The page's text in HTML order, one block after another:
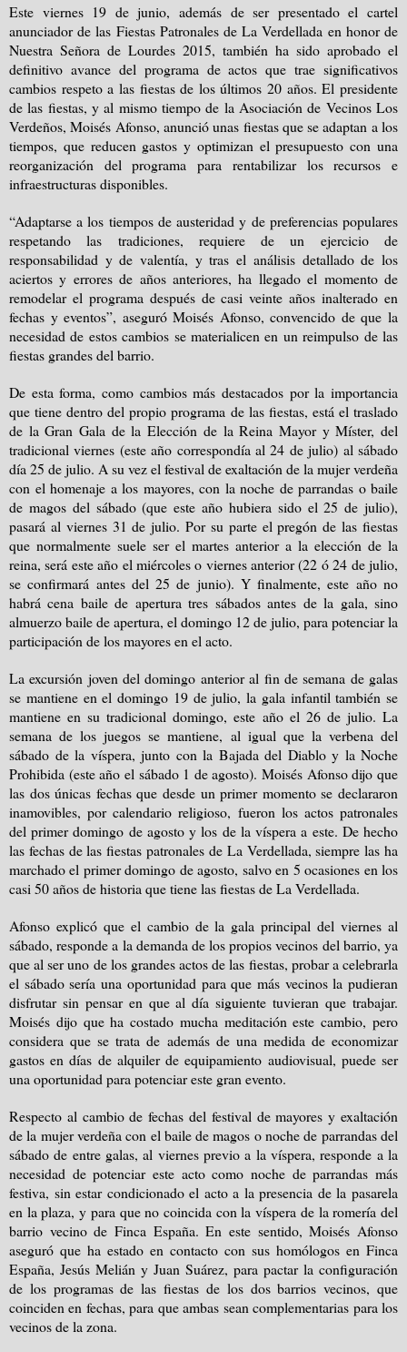
Este viernes 19 de junio, además de ser presentado el cartel
anunciador de las Fiestas Patronales de La Verdellada en honor de
Nuestra Señora de Lourdes 2015, también ha sido aprobado el
definitivo avance del programa de actos que trae significativos
cambios respeto a las fiestas de los últimos 20 años. El presidente
de las fiestas, y al mismo tiempo de la Asociación de Vecinos Los
Verdeños, Moisés Afonso, anunció unas fiestas que se adaptan a los
tiempos, que reducen gastos y optimizan el presupuesto con una
reorganización del programa para rentabilizar los recursos e
infraestructuras disponibles.
“Adaptarse a los tiempos de austeridad y de preferencias populares
respetando las tradiciones, requiere de un ejercicio de
responsabilidad y de valentía, y tras el análisis detallado de los
aciertos y errores de años anteriores, ha llegado el momento de
remodelar el programa después de casi veinte años inalterado en
fechas y eventos”, aseguró Moisés Afonso, convencido de que la
necesidad de estos cambios se materialicen en un reimpulso de las
fiestas grandes del barrio.
De esta forma, como cambios más destacados por la importancia
que tiene dentro del propio programa de las fiestas, está el traslado
de la Gran Gala de la Elección de la Reina Mayor y Míster, del
tradicional viernes (este año correspondía al 24 de julio) al sábado
día 25 de julio. A su vez el festival de exaltación de la mujer verdeña
con el homenaje a los mayores, con la noche de parrandas o baile
de magos del sábado (que este año hubiera sido el 25 de julio),
pasará al viernes 31 de julio. Por su parte el pregón de las fiestas
que normalmente suele ser el martes anterior a la elección de la
reina, será este año el miércoles o viernes anterior (22 ó 24 de julio,
se confirmará antes del 25 de junio). Y finalmente, este año no
habrá cena baile de apertura tres sábados antes de la gala, sino
almuerzo baile de apertura, el domingo 12 de julio, para potenciar la
participación de los mayores en el acto.
La excursión joven del domingo anterior al fin de semana de galas
se mantiene en el domingo 19 de julio, la gala infantil también se
mantiene en su tradicional domingo, este año el 26 de julio. La
semana de los juegos se mantiene, al igual que la verbena del
sábado de la víspera, junto con la Bajada del Diablo y la Noche
Prohibida (este año el sábado 1 de agosto). Moisés Afonso dijo que
las dos únicas fechas que desde un primer momento se declararon
inamovibles, por calendario religioso, fueron los actos patronales
del primer domingo de agosto y los de la víspera a este. De hecho
las fechas de las fiestas patronales de La Verdellada, siempre las ha
marchado el primer domingo de agosto, salvo en 5 ocasiones en los
casi 50 años de historia que tiene las fiestas de La Verdellada.
Afonso explicó que el cambio de la gala principal del viernes al
sábado, responde a la demanda de los propios vecinos del barrio, ya
que al ser uno de los grandes actos de las fiestas, probar a celebrarla
el sábado sería una oportunidad para que más vecinos la pudieran
disfrutar sin pensar en que al día siguiente tuvieran que trabajar.
Moisés dijo que ha costado mucha meditación este cambio, pero
considera que se trata de además de una medida de economizar
gastos en días de alquiler de equipamiento audiovisual, puede ser
una oportunidad para potenciar este gran evento.
Respecto al cambio de fechas del festival de mayores y exaltación
de la mujer verdeña con el baile de magos o noche de parrandas del
sábado de entre galas, al viernes previo a la víspera, responde a la
necesidad de potenciar este acto como noche de parrandas más
festiva, sin estar condicionado el acto a la presencia de la pasarela
en la plaza, y para que no coincida con la víspera de la romería del
barrio vecino de Finca España. En este sentido, Moisés Afonso
aseguró que ha estado en contacto con sus homólogos en Finca
España, Jesús Melián y Juan Suárez, para pactar la configuración
de los programas de las fiestas de los dos barrios vecinos, que
coinciden en fechas, para que ambas sean complementarias para los
vecinos de la zona.